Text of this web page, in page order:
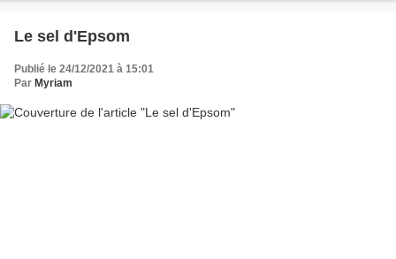
Le sel d'Epsom
Publié le 24/12/2021 à 15:01
Par Myriam